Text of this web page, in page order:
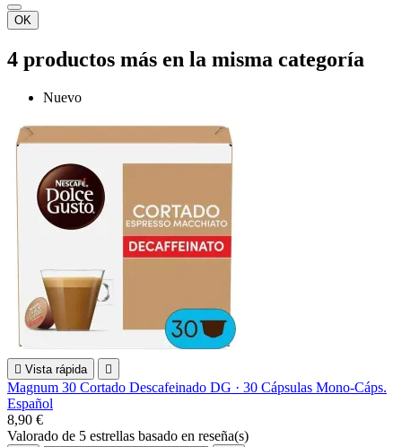
OK
4 productos más en la misma categoría
Nuevo
 Vista rápida 
Magnum 30 Cortado Descafeinado DG · 30 Cápsulas Mono-Cáps.
Español
8,90 €
Valorado de 5 estrellas basado en reseña(s)